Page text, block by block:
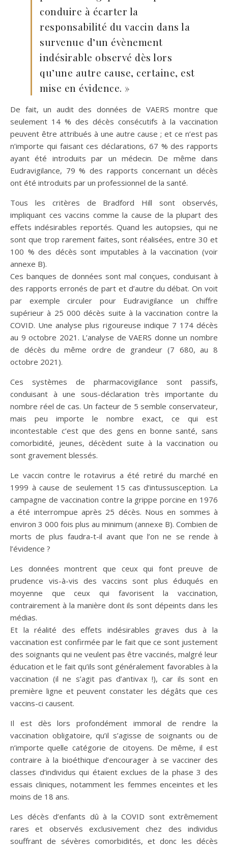
conduire à écarter la
responsabilité du vaccin dans la
survenue d’un évènement
indésirable observé dès lors
qu’une autre cause, certaine, est
mise en évidence. »
De fait, un audit des données de VAERS montre que
seulement 14 % des décès consécutifs à la vaccination
peuvent être attribués à une autre cause ; et ce n’est pas
n’importe qui faisant ces déclarations, 67 % des rapports
ayant été introduits par un médecin. De même dans
Eudravigilance, 79 % des rapports concernant un décès
ont été introduits par un professionnel de la santé.
Tous les critères de Bradford Hill sont observés,
impliquant ces vaccins comme la cause de la plupart des
effets indésirables reportés. Quand les autopsies, qui ne
sont que trop rarement faites, sont réalisées, entre 30 et
100 % des décès sont imputables à la vaccination (voir
annexe B).
Ces banques de données sont mal conçues, conduisant à
des rapports erronés de part et d’autre du débat. On voit
par exemple circuler pour Eudravigilance un chiffre
supérieur à 25 000 décès suite à la vaccination contre la
COVID. Une analyse plus rigoureuse indique 7 174 décès
au 9 octobre 2021. L’analyse de VAERS donne un nombre
de décès du même ordre de grandeur (7 680, au 8
octobre 2021).
Ces systèmes de pharmacovigilance sont passifs,
conduisant à une sous-déclaration très importante du
nombre réel de cas. Un facteur de 5 semble conservateur,
mais peu importe le nombre exact, ce qui est
incontestable c’est que des gens en bonne santé, sans
comorbidité, jeunes, décèdent suite à la vaccination ou
sont gravement blessés.
Le vaccin contre le rotavirus a été retiré du marché en
1999 à cause de seulement 15 cas d’intussusception. La
campagne de vaccination contre la grippe porcine en 1976
a été interrompue après 25 décès. Nous en sommes à
environ 3 000 fois plus au minimum (annexe B). Combien de
morts de plus faudra-t-il avant que l’on ne se rende à
l’évidence ?
Les données montrent que ceux qui font preuve de
prudence vis-à-vis des vaccins sont plus éduqués en
moyenne que ceux qui favorisent la vaccination,
contrairement à la manière dont ils sont dépeints dans les
médias.
Et la réalité des effets indésirables graves dus à la
vaccination est confirmée par le fait que ce sont justement
des soignants qui ne veulent pas être vaccinés, malgré leur
éducation et le fait qu’ils sont généralement favorables à la
vaccination (il ne s’agit pas d’antivax !), car ils sont en
première ligne et peuvent constater les dégâts que ces
vaccins-ci causent.
Il est dès lors profondément immoral de rendre la
vaccination obligatoire, qu’il s’agisse de soignants ou de
n’importe quelle catégorie de citoyens. De même, il est
contraire à la bioéthique d’encourager à se vacciner des
classes d’individus qui étaient exclues de la phase 3 des
essais cliniques, notamment les femmes enceintes et les
moins de 18 ans.
Les décès d’enfants dû à la COVID sont extrêmement
rares et observés exclusivement chez des individus
souffrant de sévères comorbidités, et donc les décès